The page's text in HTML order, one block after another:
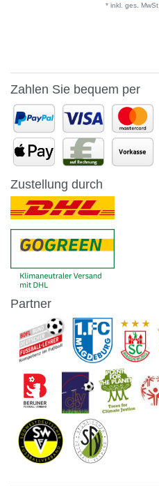
* inkl. ges. MwSt.
Zahlen Sie bequem per
Zustellung durch
Partner